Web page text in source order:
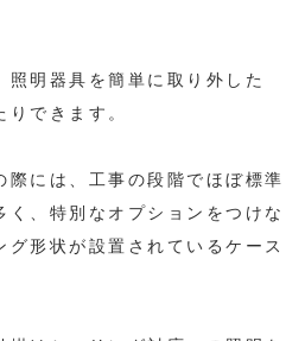
照明器具を簡単に取り外した
できます。
際には、工事の段階でほぼ標準
く、特別なオプションをつけな
グ形状が設置されているケース